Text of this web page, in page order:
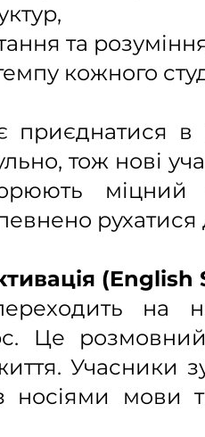
та
кожного
приєднатися
тож нові
рухатися
на
Це
Учасники
носіями мови